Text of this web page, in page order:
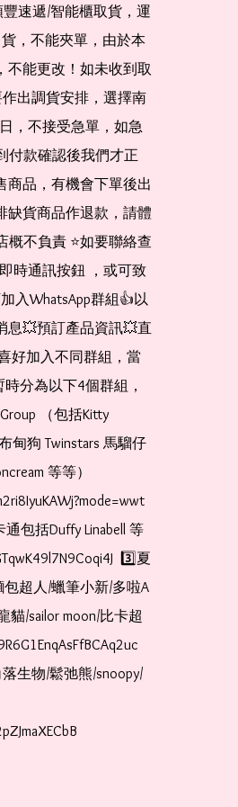
速遞/智能櫃取貨，運
，不能夾單，由於本
不能更改！如未收到取
出調貨安排，選擇南
，不接受急單，如急
付款確認後我們才正
商品，有機會下單後出
缺貨商品作退款，請體
不負責 ⭐️如要聯絡查
時通訊按鈕 ，或可致
入WhatsApp群組👍以
息💥預訂產品資訊💥直
好加入不同群組，當
分為以下4個群組，
（包括Kitty
甸狗 Twinstars 馬騮仔
等等）
包括Duffy Linabell 等
3️⃣夏
超人/蠟筆小新/多啦A
貓/sailor moon/比卡超
生物/鬆弛熊/snoopy/